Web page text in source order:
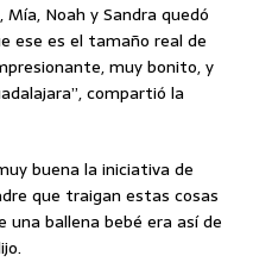
Noah y Sandra quedó
ese es el tamaño real de
muy bonito, y
compartió la
buena la iniciativa de
que traigan estas cosas
una ballena bebé era así de